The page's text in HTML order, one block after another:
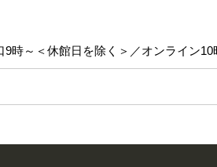
時～＜休館日を除く＞／オンライン10